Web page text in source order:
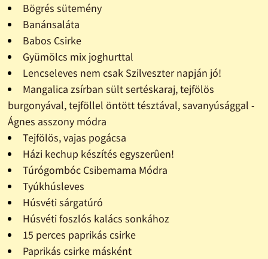
Bögrés sütemény
Banánsaláta
Babos Csirke
Gyümölcs mix joghurttal
Lencseleves nem csak Szilveszter napján jó!
Mangalica zsírban sült sertéskaraj, tejfölös
burgonyával, tejföllel öntött tésztával, savanyúsággal -
Ágnes asszony módra
Tejfölös, vajas pogácsa
Házi kechup készítés egyszerûen!
Túrógombóc Csibemama Módra
Tyúkhúsleves
Húsvéti sárgatúró
Húsvéti foszlós kalács sonkához
15 perces paprikás csirke
Paprikás csirke másként